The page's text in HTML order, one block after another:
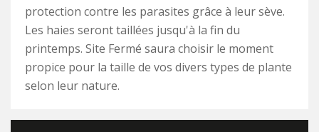
protection contre les parasites grâce à leur sève.
Les haies seront taillées jusqu'à la fin du
printemps. Site Fermé saura choisir le moment
propice pour la taille de vos divers types de plante
selon leur nature.